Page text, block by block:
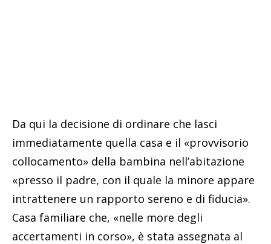
Da qui la decisione di ordinare che lasci
immediatamente quella casa e il «provvisorio
collocamento» della bambina nell’abitazione
«presso il padre, con il quale la minore appare
intrattenere un rapporto sereno e di fiducia».
Casa familiare che, «nelle more degli
accertamenti in corso», è stata assegnata al